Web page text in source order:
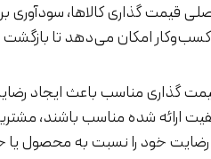
قیمت گذاری کالاها،
امکان می‌دهد تا
گذاری مناسب باعث ایجاد
ارائه شده مناسب باشند،
رضایت خود را نسبت به محصول